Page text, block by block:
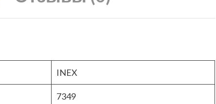
INEX
7349